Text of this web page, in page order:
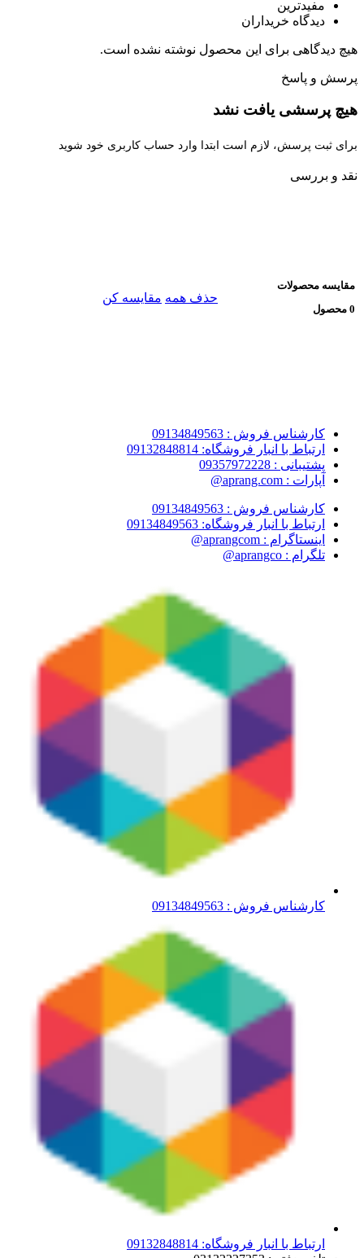
مفیدترین
دیدگاه خریداران
هیچ دیدگاهی برای این محصول نوشته نشده است.
پرسش و پاسخ
هیچ پرسشی یافت نشد
برای ثبت پرسش، لازم است ابتدا وارد حساب کاربری خود شوید
نقد و بررسی
مقایسه محصولات
0 محصول
حذف همه مقایسه کن
کارشناس فروش : 09134849563
ارتباط با انبار فروشگاه: 09132848814
پشتیبانی : 09357972228
آپارات : aprang.com@
کارشناس فروش : 09134849563
ارتباط با انبار فروشگاه: 09134849563
اینستاگرام : aprangcom@
تلگرام : aprangco@
کارشناس فروش : 09134849563
ارتباط با انبار فروشگاه: 09132848814